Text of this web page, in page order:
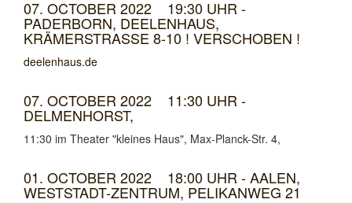
07. OCTOBER 2022 19:30 UHR -
PADERBORN, DEELENHAUS,
KRÄMERSTRASSE 8-10 ! VERSCHOBEN !
deelenhaus.de
07. OCTOBER 2022 11:30 UHR -
DELMENHORST,
11:30 im Theater "kleines Haus", Max-Planck-Str. 4,
01. OCTOBER 2022 18:00 UHR - AALEN,
WESTSTADT-ZENTRUM, PELIKANWEG 21